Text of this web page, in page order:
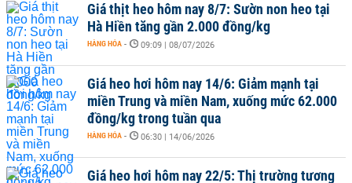
Giá thịt heo hôm nay 8/7: Sườn non heo tại
Hà Hiền tăng gần 2.000 đồng/kg
HÀNG HÓA - 09:09 | 08/07/2026
Giá heo hơi hôm nay 14/6: Giảm mạnh tại
miền Trung và miền Nam, xuống mức 62.000
đồng/kg trong tuần qua
HÀNG HÓA - 06:30 | 14/06/2026
Giá heo hơi hôm nay 22/5: Thị trường tương